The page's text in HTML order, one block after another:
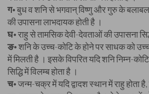
ग॰बुध व शनि से भगवान् विष्णु और गुरु के
की उपासना लाभदायक होती है ।
घ॰राहु से तामसिक देवी-देवताओं की उपासना
ङ॰शनि के उच्च-कोटि के होने पर साधक को
में मिलती है । इसके विपरित यदि शनि निम्न-
सिद्धि में विलम्ब होता है ।
च॰जन्म-चक्र में यदि द्वादश स्थान में राहु होता